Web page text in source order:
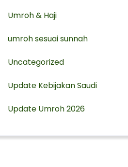
Umroh & Haji
umroh sesuai sunnah
Uncategorized
Update Kebijakan Saudi
Update Umroh 2026